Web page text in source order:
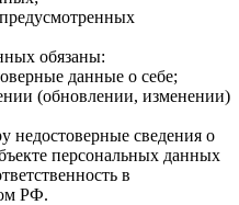
обязаны:
данные о себе;
(обновлении, изменении)
недостоверные сведения о
персональных данных
в
РФ.